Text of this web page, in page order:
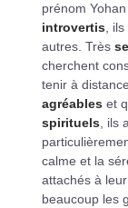
prénom
introvertis ,
autres. Très
cherchent
tenir à
agréables et
spirituels , ils
calme et la
attachés à
beaucoup les